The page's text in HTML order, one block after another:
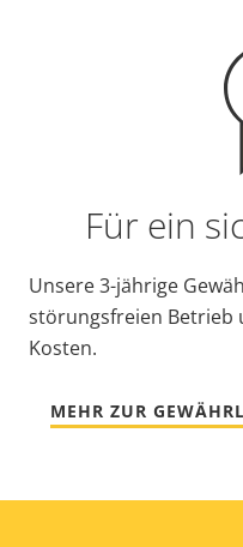
Für ein
Unsere 3-jährige
störungsfreien Betrieb
Kosten.
MEHR ZUR